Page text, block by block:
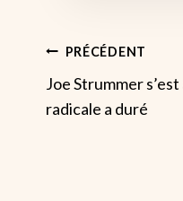
Navigation
De
PRÉCÉDENT
Joe Strummer
radicale a duré